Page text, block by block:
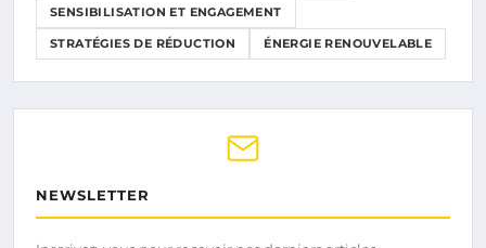
SENSIBILISATION ET ENGAGEMENT
STRATÉGIES DE RÉDUCTION ÉNERGIE RENOUVELABLE
NEWSLETTER